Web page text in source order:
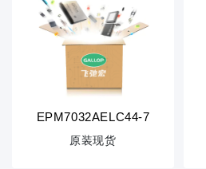
EPM7032AELC44-7
原装现货